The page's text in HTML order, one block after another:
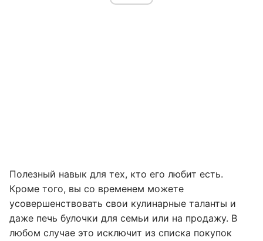
Полезный навык для тех, кто его любит есть.
Кроме того, вы со временем можете
усовершенствовать свои кулинарные таланты и
даже печь булочки для семьи или на продажу. В
любом случае это исключит из списка покупок